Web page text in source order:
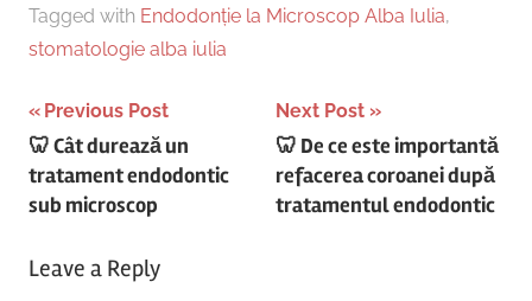
Tagged with Endodonție la Microscop Alba Iulia,
stomatologie alba iulia
Post
navigation
Previous Post
🦷 Cât durează un
tratament endodontic
sub microscop
Next Post
🦷 De ce este importantă
refacerea coroanei după
tratamentul endodontic
Leave a Reply